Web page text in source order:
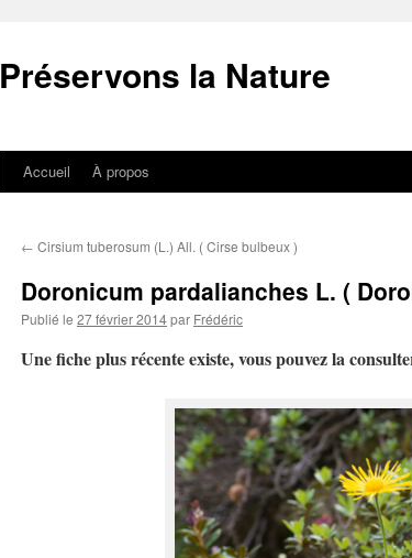
contenu
Préservons la Nature
Accueil À propos
← Cirsium tuberosum (L.) All. ( Cirse bulbeux )
Doronicum pardalianches L. (
Publié le 27 février 2014par Frédéric
Une fiche plus récente existe, vous pouvez la